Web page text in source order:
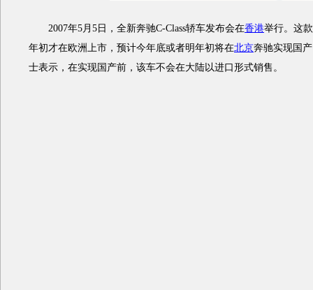
2007年5月5日，全新奔驰C-Class轿车发布会在香港举行。这
年初才在欧洲上市，预计今年底或者明年初将在北京奔驰实现国
士表示，在实现国产前，该车不会在大陆以进口形式销售。